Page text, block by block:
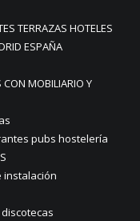
TERRAZAS HOTELES
ESPAÑA
MOBILIARIO Y
pubs hostelería
instalación